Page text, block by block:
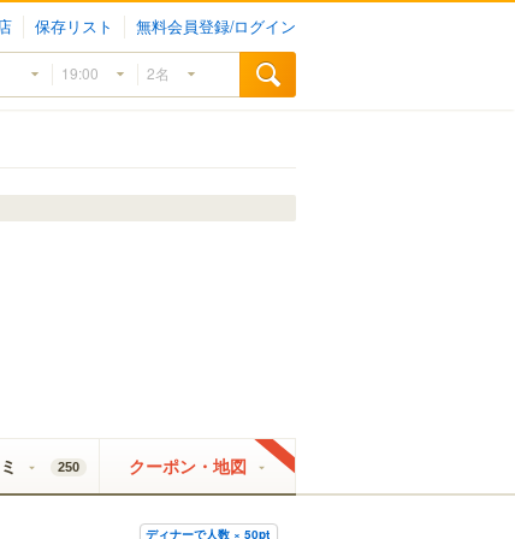
保存リスト 無料会員登録/ログイン
250 クーポン・地図
ディナーで人数 × 50pt